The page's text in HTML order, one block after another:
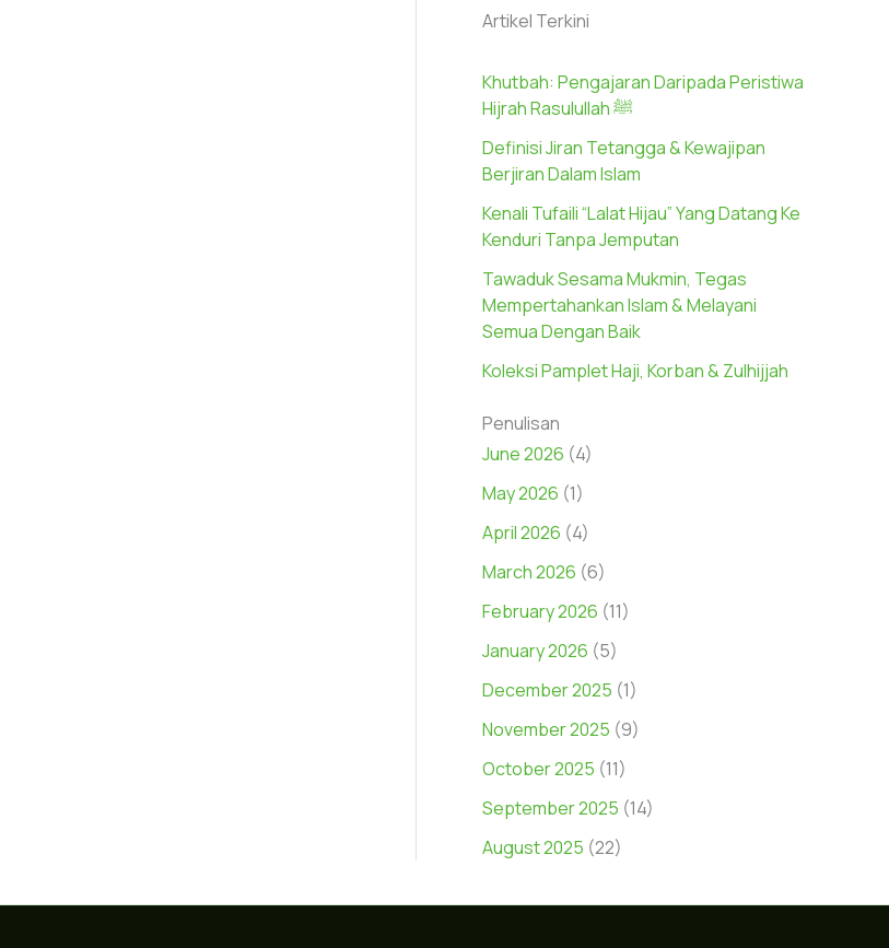
Artikel Terkini
Khutbah: Pengajaran Daripada Peristiwa
Hijrah Rasulullah ﷺ
Definisi Jiran Tetangga & Kewajipan
Berjiran Dalam Islam
Kenali Tufaili “Lalat Hijau” Yang Datang Ke
Kenduri Tanpa Jemputan
Tawaduk Sesama Mukmin, Tegas
Mempertahankan Islam & Melayani
Semua Dengan Baik
Koleksi Pamplet Haji, Korban & Zulhijjah
Penulisan
June 2026 (4)
May 2026 (1)
April 2026 (4)
March 2026 (6)
February 2026 (11)
January 2026 (5)
December 2025 (1)
November 2025 (9)
October 2025 (11)
September 2025 (14)
August 2025 (22)